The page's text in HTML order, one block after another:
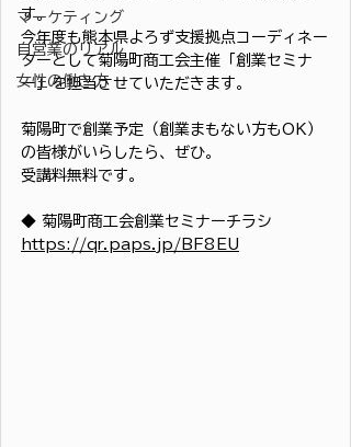
マーケティング
自営業のリアル
女性の働き方
す。
今年度も熊本県よろず支援拠点コーディネー
ターとして菊陽町商工会主催「創業セミナ
ー」を担当させていただきます。
菊陽町で創業予定（創業まもない方もOK）
の皆様がいらしたら、ぜひ。
受講料無料です。
◆ 菊陽町商工会創業セミナーチラシ
https://qr.paps.jp/BF8EU